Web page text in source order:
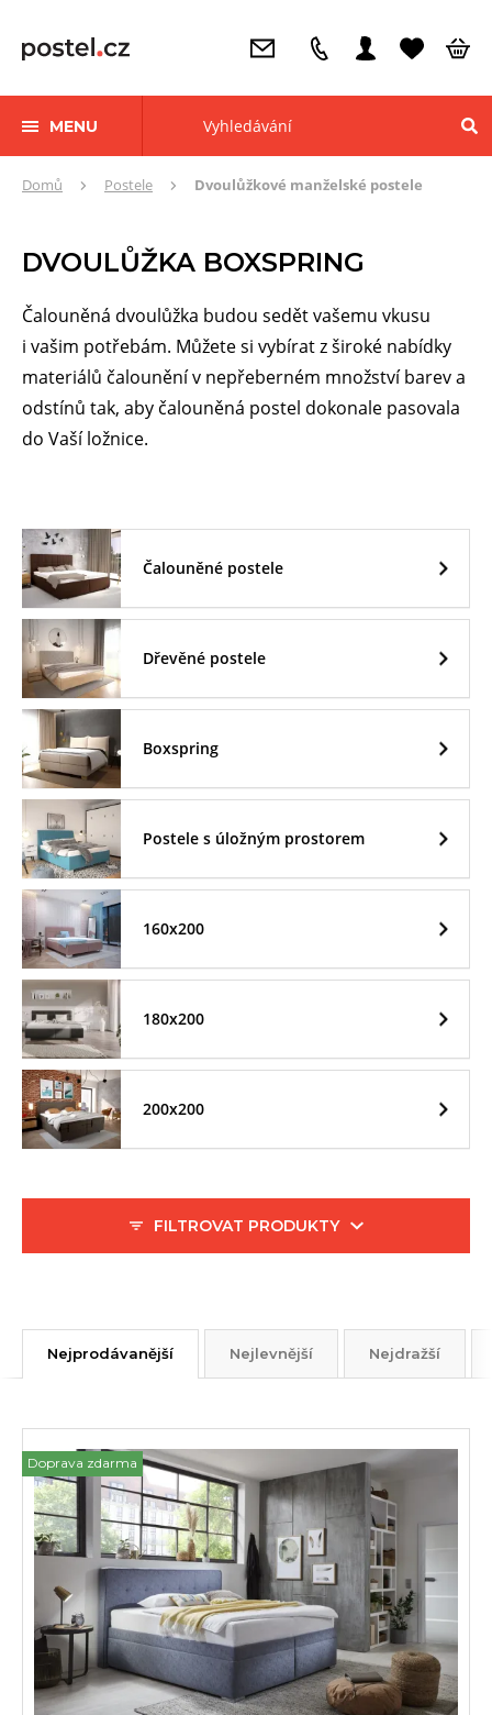
MENU
ZdeDomů Postele Dvoulůžkové manželské postele
DVOULŮŽKA BOXSPRING
Čalouněná dvoulůžka budou sedět vašemu vkusu
i vašim potřebám. Můžete si vybírat z široké nabídky
materiálů čalounění v nepřeberném množství barev a
odstínů tak, aby čalouněná postel dokonale pasovala
do Vaší ložnice.
Čalouněné postele
Dřevěné postele
Boxspring
Postele s úložným prostorem
160x200
180x200
200x200
FILTROVAT PRODUKTY
Nejprodávanější Nejlevnější Nejdražší
Doprava zdarma